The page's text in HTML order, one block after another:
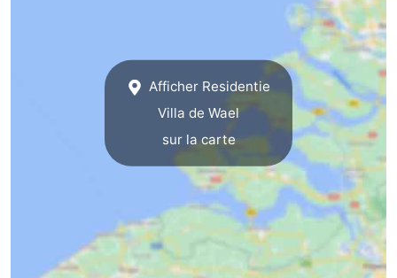
Brouwershaven
Bruinisse
Afficher Residentie
Villa de Wael
sur la carte